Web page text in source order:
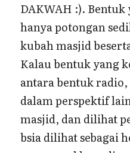
DAKWAH :).
hanya potongan
kubah masjid
Kalau bentuk yang
antara bentuk
dalam perspektif
masjid, dan dilihat
bsia dilihat sebagai